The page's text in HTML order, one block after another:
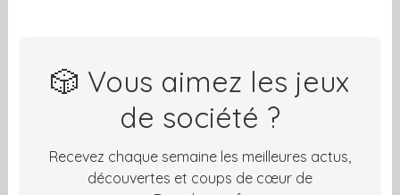
🎲 Vous aimez les jeux
de société ?
Recevez chaque semaine les meilleures actus,
découvertes et coups de cœur de